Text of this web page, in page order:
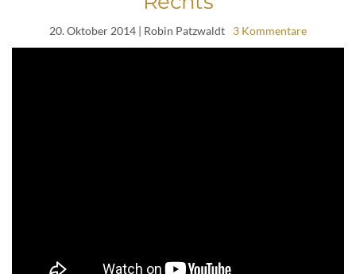
20. Oktober 2014 | Robin Patzwaldt 3 Kommentare